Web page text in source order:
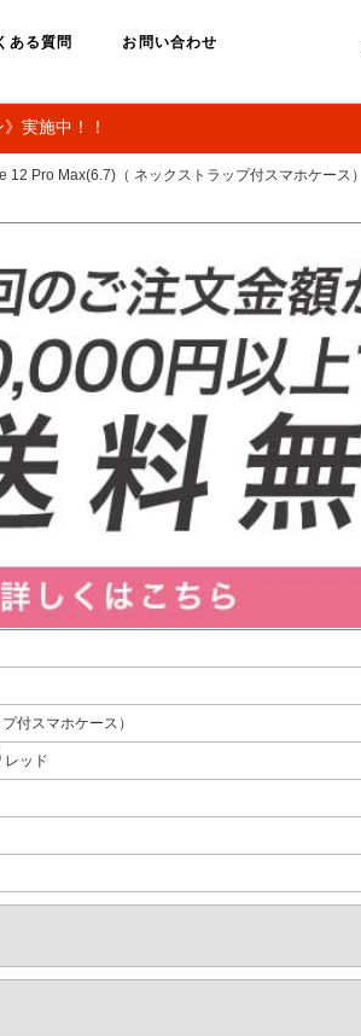
ある質問 お問い合わせ
実施中！！
12 Pro Max(6.7)（ ネックストラップ付スマホケース）
付スマホケース）
レッド